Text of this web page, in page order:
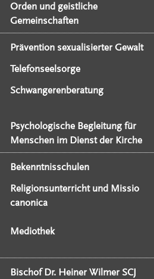
Orden und geistliche
Gemeinschaften
Prävention sexualisierter Gewalt
Telefonseelsorge
Schwangerenberatung
Psychologische Begleitung für
Menschen im Dienst der Kirche
Bekenntnisschulen
Religionsunterricht und Missio
canonica
Mediothek
Bischof Dr. Heiner Wilmer SCJ